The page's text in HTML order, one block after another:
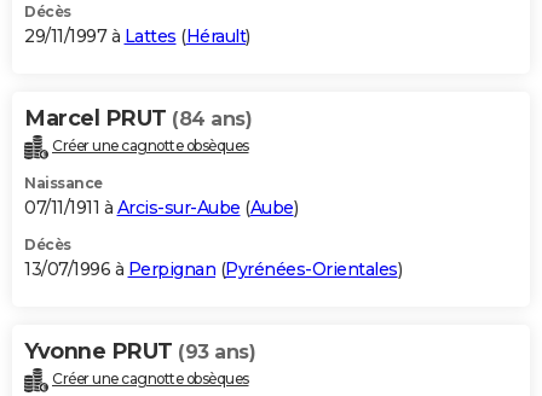
Décès
29/11/1997 à Lattes (Hérault)
Marcel PRUT (84 ans)
Créer une cagnotte obsèques
Naissance
07/11/1911 à Arcis-sur-Aube (Aube)
Décès
13/07/1996 à Perpignan (Pyrénées-Orientales)
Yvonne PRUT (93 ans)
Créer une cagnotte obsèques